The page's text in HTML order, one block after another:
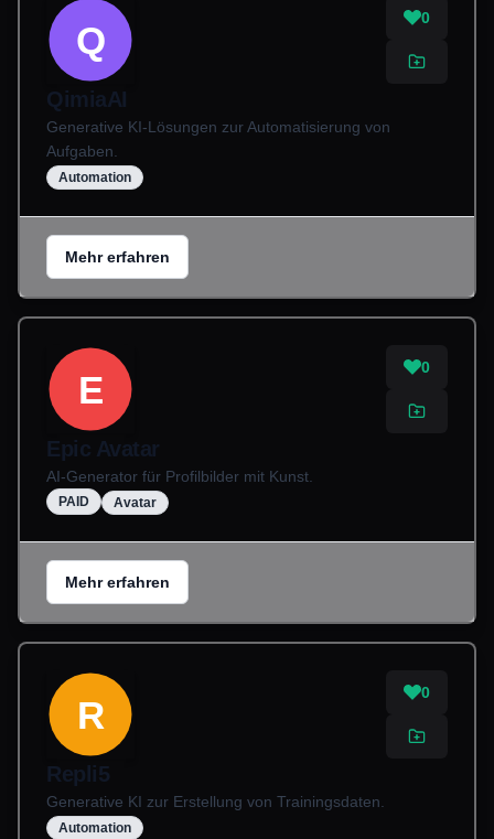
Q
0
QimiaAI
Generative KI-Lösungen zur Automatisierung von
Aufgaben.
Automation
Mehr erfahren
E
0
Epic Avatar
AI-Generator für Profilbilder mit Kunst.
PAID Avatar
Mehr erfahren
R
0
Repli5
Generative KI zur Erstellung von Trainingsdaten.
Automation